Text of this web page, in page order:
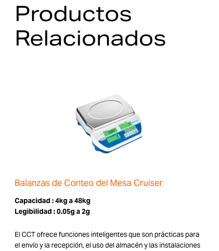
Productos
Relacionados
Balanzas de Conteo del Mesa Cruiser
Capacidad :4kg a 48kg
Legibilidad :0.05g a 2g
El CCT ofrece funciones inteligentes que son prácticas para
el envío y la recepción, el uso del almacén y las instalaciones